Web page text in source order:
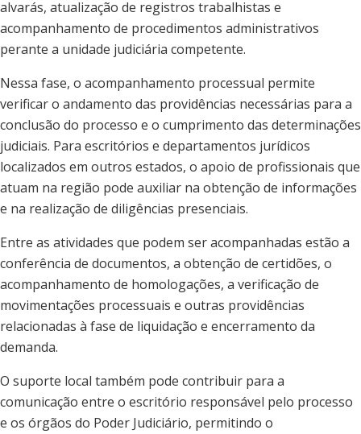
alvarás, atualização de registros trabalhistas e
acompanhamento de procedimentos administrativos
perante a unidade judiciária competente.
Nessa fase, o acompanhamento processual permite
verificar o andamento das providências necessárias para a
conclusão do processo e o cumprimento das determinações
judiciais. Para escritórios e departamentos jurídicos
localizados em outros estados, o apoio de profissionais que
atuam na região pode auxiliar na obtenção de informações
e na realização de diligências presenciais.
Entre as atividades que podem ser acompanhadas estão a
conferência de documentos, a obtenção de certidões, o
acompanhamento de homologações, a verificação de
movimentações processuais e outras providências
relacionadas à fase de liquidação e encerramento da
demanda.
O suporte local também pode contribuir para a
comunicação entre o escritório responsável pelo processo
e os órgãos do Poder Judiciário, permitindo o